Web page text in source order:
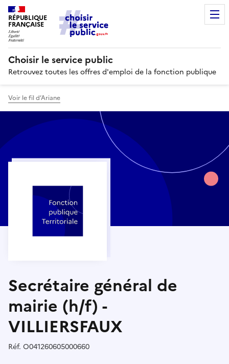
RÉPUBLIQUE
FRANÇAISE
Choisir le service public
Retrouvez toutes les offres d'emploi de la fonction publique
Voir le fil d’Ariane
Secrétaire général de
mairie (h/f) -
VILLIERSFAUX
Réf. Référence :
O041260605000660